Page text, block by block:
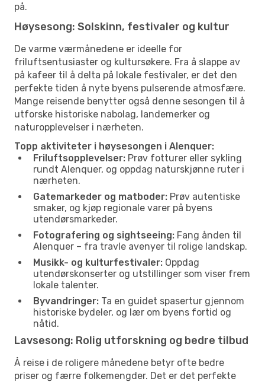
på.
Høysesong: Solskinn, festivaler og kultur
De varme værmånedene er ideelle for
friluftsentusiaster og kultursøkere. Fra å slappe av
på kafeer til å delta på lokale festivaler, er det den
perfekte tiden å nyte byens pulserende atmosfære.
Mange reisende benytter også denne sesongen til å
utforske historiske nabolag, landemerker og
naturopplevelser i nærheten.
Topp aktiviteter i høysesongen i Alenquer:
Friluftsopplevelser: Prøv fotturer eller sykling
rundt Alenquer, og oppdag naturskjønne ruter i
nærheten.
Gatemarkeder og matboder: Prøv autentiske
smaker, og kjøp regionale varer på byens
utendørsmarkeder.
Fotografering og sightseeing: Fang ånden til
Alenquer – fra travle avenyer til rolige landskap.
Musikk- og kulturfestivaler: Oppdag
utendørskonserter og utstillinger som viser frem
lokale talenter.
Byvandringer: Ta en guidet spasertur gjennom
historiske bydeler, og lær om byens fortid og
nåtid.
Lavsesong: Rolig utforskning og bedre tilbud
Å reise i de roligere månedene betyr ofte bedre
priser og færre folkemengder. Det er det perfekte